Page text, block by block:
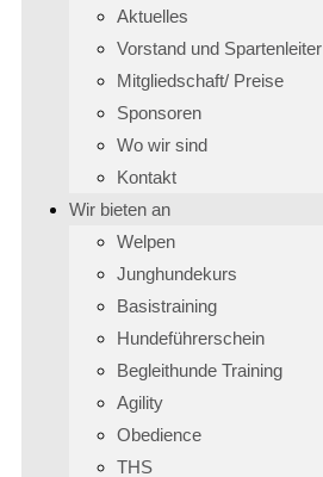
Aktuelles
Vorstand und Spartenleiter
Mitgliedschaft/ Preise
Sponsoren
Wo wir sind
Kontakt
Wir bieten an
Welpen
Junghundekurs
Basistraining
Hundeführerschein
Begleithunde Training
Agility
Obedience
THS